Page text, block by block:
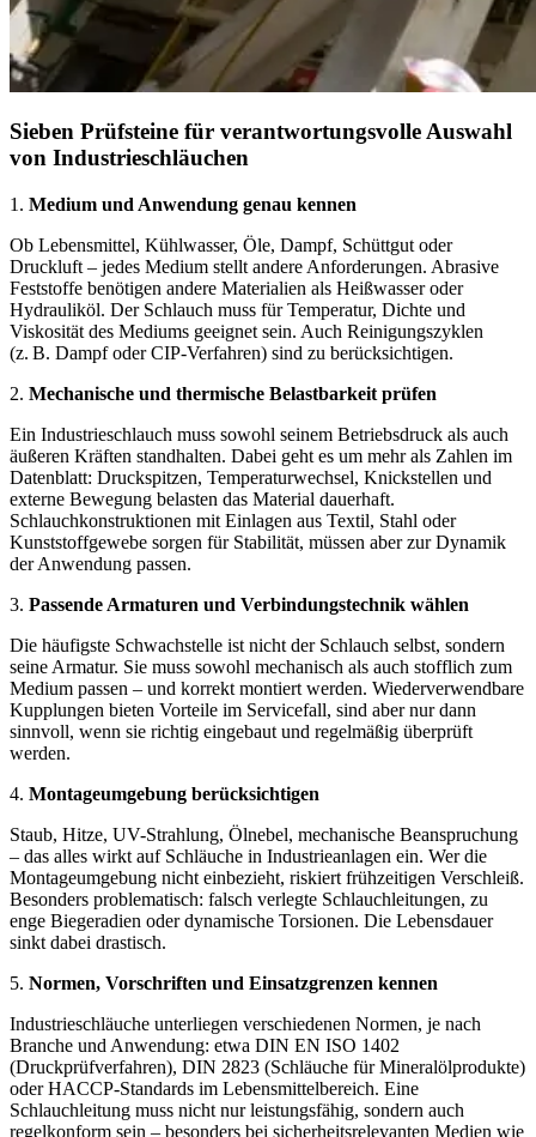
Sieben Prüfsteine für verantwortungsvolle Auswahl
von Industrieschläuchen
1. Medium und Anwendung genau kennen
Ob Lebensmittel, Kühlwasser, Öle, Dampf, Schüttgut oder
Druckluft – jedes Medium stellt andere Anforderungen. Abrasive
Feststoffe benötigen andere Materialien als Heißwasser oder
Hydrauliköl. Der Schlauch muss für Temperatur, Dichte und
Viskosität des Mediums geeignet sein. Auch Reinigungszyklen
(z. B. Dampf oder CIP-Verfahren) sind zu berücksichtigen.
2. Mechanische und thermische Belastbarkeit prüfen
Ein Industrieschlauch muss sowohl seinem Betriebsdruck als auch
äußeren Kräften standhalten. Dabei geht es um mehr als Zahlen im
Datenblatt: Druckspitzen, Temperaturwechsel, Knickstellen und
externe Bewegung belasten das Material dauerhaft.
Schlauchkonstruktionen mit Einlagen aus Textil, Stahl oder
Kunststoffgewebe sorgen für Stabilität, müssen aber zur Dynamik
der Anwendung passen.
3. Passende Armaturen und Verbindungstechnik wählen
Die häufigste Schwachstelle ist nicht der Schlauch selbst, sondern
seine Armatur. Sie muss sowohl mechanisch als auch stofflich zum
Medium passen – und korrekt montiert werden. Wiederverwendbare
Kupplungen bieten Vorteile im Servicefall, sind aber nur dann
sinnvoll, wenn sie richtig eingebaut und regelmäßig überprüft
werden.
4. Montageumgebung berücksichtigen
Staub, Hitze, UV-Strahlung, Ölnebel, mechanische Beanspruchung
– das alles wirkt auf Schläuche in Industrieanlagen ein. Wer die
Montageumgebung nicht einbezieht, riskiert frühzeitigen Verschleiß.
Besonders problematisch: falsch verlegte Schlauchleitungen, zu
enge Biegeradien oder dynamische Torsionen. Die Lebensdauer
sinkt dabei drastisch.
5. Normen, Vorschriften und Einsatzgrenzen kennen
Industrieschläuche unterliegen verschiedenen Normen, je nach
Branche und Anwendung: etwa DIN EN ISO 1402
(Druckprüfverfahren), DIN 2823 (Schläuche für Mineralölprodukte)
oder HACCP-Standards im Lebensmittelbereich. Eine
Schlauchleitung muss nicht nur leistungsfähig, sondern auch
regelkonform sein – besonders bei sicherheitsrelevanten Medien wie